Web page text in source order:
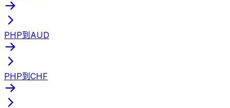
PHP到AUD
PHP到CHF